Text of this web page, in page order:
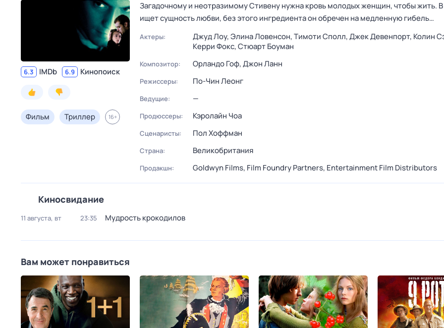
6.3 IMDb 6.9 Кинопоиск
Фильм Триллер 16+
Загадочному и неотразимому Стивену нужна кровь молодых женщин, чтобы жить.
ищет сущность любви, без этого ингредиента он обречен на медленную гибель…
Актеры: Джуд Лоу,Элина Ловенсон,Тимоти Сполл,Джек Девенпорт, Колин
Керри Фокс,Стюарт Боуман
Композитор: Орландо Гоф,Джон Ланн
Режиссеры: По-Чин Леонг
Ведущие: —
Продюссеры: Кэролайн Чоа
Сценаристы: Пол Хоффман
Страна: Великобритания
Продакшн: Goldwyn Films, Film Foundry Partners, Entertainment Film Distributors
Киносвидание
11 августа, вт 23:35 Мудрость крокодилов
Вам может понравиться